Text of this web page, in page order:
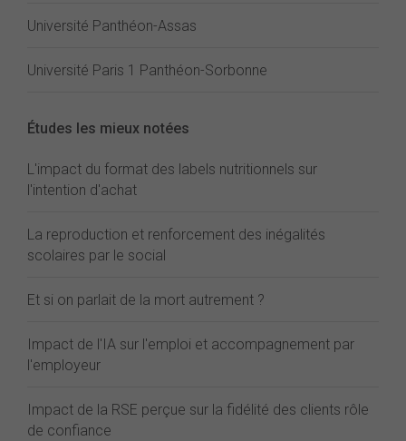
Université Panthéon-Assas
Université Paris 1 Panthéon-Sorbonne
Études les mieux notées
L'impact du format des labels nutritionnels sur
l'intention d'achat
La reproduction et renforcement des inégalités
scolaires par le social
Et si on parlait de la mort autrement ?
Impact de l'IA sur l'emploi et accompagnement par
l'employeur
Impact de la RSE perçue sur la fidélité des clients rôle
de confiance